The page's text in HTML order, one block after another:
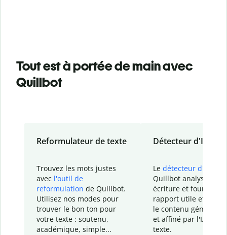
Tout est à portée de main avec
Quillbot
Reformulateur de texte
Trouvez les mots justes
avec l'outil de
reformulation de Quillbot.
Utilisez nos modes pour
trouver le bon ton pour
votre texte : soutenu,
académique, simple...
Détecteur d'IA
Le détecteur d'IA
Quillbot analyse votre
écriture et fournit un
rapport utile et
le contenu généré
et affiné par l'IA
texte.